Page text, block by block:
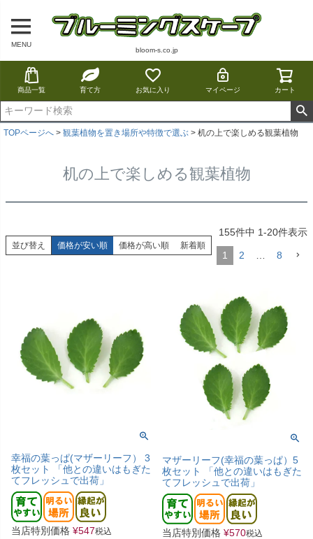
MENU
bloom-s.co.jp
商品一覧 育て方 お気に入り マイページ カート
TOPページへ 観葉植物を置き場所や特徴で選ぶ 机の上で楽しめる観葉植物
机の上で楽しめる観葉植物
並び替え 価格が安い順 価格が高い順 新着順
155件中 1-20件表示
1 2 8
幸福の葉っぱ(マザーリーフ） 3
枚セット 「他との違いはもぎた
てフレッシュで出荷」
当店特別価格 ¥547税込
マザーリーフ(幸福の葉っぱ）5
枚セット 「他との違いはもぎた
てフレッシュで出荷」
当店特別価格 ¥570税込